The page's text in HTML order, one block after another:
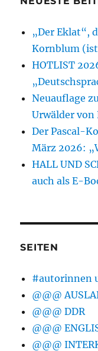
„Der Eklat“,
Kornblum
HOTLIST
Neuauflage
Urwälder von
Der Pascal-
März 2026:
HALL UND
auch als E-
SEITEN
#autorinnen
@@@
@@@ DDR
@@@
@@@